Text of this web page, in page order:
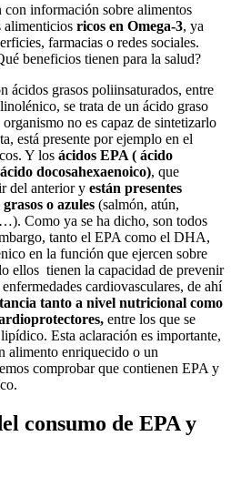
con información sobre alimentos
alimenticios ricos en Omega-3, ya
farmacias o redes sociales.
beneficios tienen para la salud?
ácidos grasos poliinsaturados, entre
se trata de un ácido graso
no es capaz de sintetizarlo
está presente por ejemplo en el
Y los ácidos EPA ( ácido
docosahexaenoico), que
del anterior y están presentes
o azules (salmón, atún,
Como ya se ha dicho, son todos
tanto el EPA como el DHA,
en la función que ejercen sobre
ellos tienen la capacidad de prevenir
cardiovasculares, de ahí
tanto a nivel nutricional como
entre los que se
Esta aclaración es importante,
alimento enriquecido o un
comprobar que contienen EPA y
consumo de EPA y